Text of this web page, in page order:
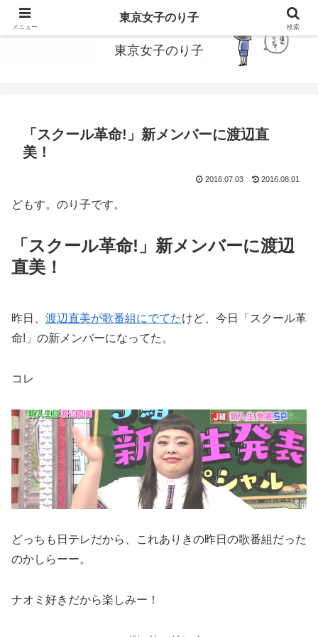
東京で働いてる女子のり子のブログです
東京女子のり子
「スクール革命!」新メンバーに渡辺直
美！
2016.07.03 2016.08.01
どもす。のり子です。
「スクール革命!」新メンバーに渡辺
直美！
昨日、 渡辺直美が歌番組にでてたけど、今日「スクール革
命!」の新メンバーになってた。
コレ
どっちも日テレだから、これありきの昨日の歌番組だった
のかしらーー。
ナオミ好きだから楽しみー！
メニュー
東京女子のり子
検索